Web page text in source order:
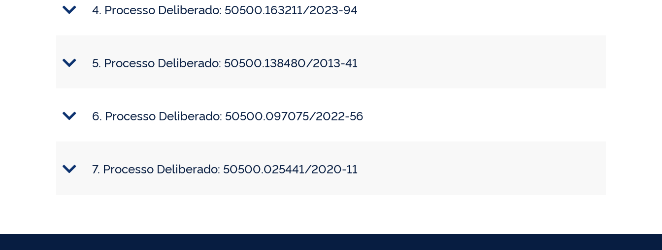
4. Processo Deliberado: 50500.163211/2023-94
5. Processo Deliberado: 50500.138480/2013-41
6. Processo Deliberado: 50500.097075/2022-56
7. Processo Deliberado: 50500.025441/2020-11